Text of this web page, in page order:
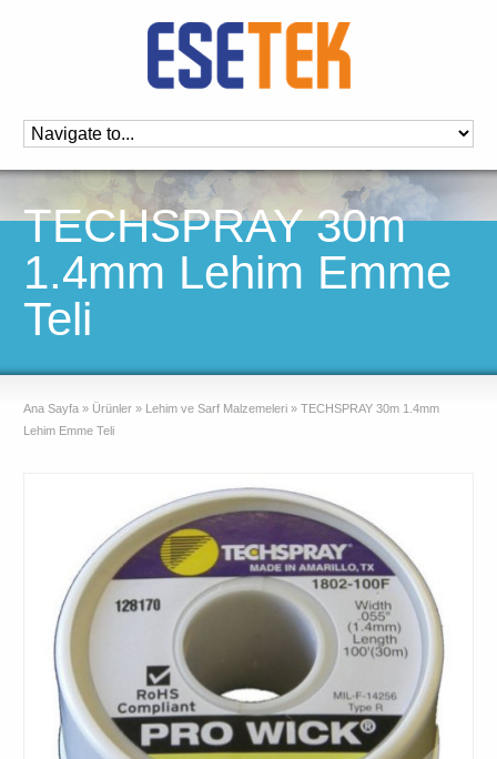
TECHSPRAY 30m
1.4mm Lehim Emme
Teli
Ana Sayfa » Ürünler » Lehim ve Sarf Malzemeleri » TECHSPRAY 30m 1.4mm
Lehim Emme Teli